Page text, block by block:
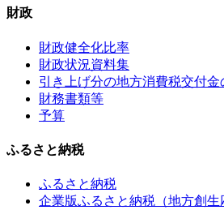
財政
財政健全化比率
財政状況資料集
引き上げ分の地方消費税交付金
財務書類等
予算
ふるさと納税
ふるさと納税
企業版ふるさと納税（地方創生